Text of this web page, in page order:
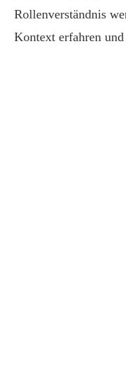
Rollenverständnis
Kontext erfahren